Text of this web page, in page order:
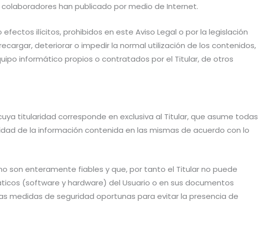
han publicado por medio de Internet.
ilícitos, prohibidos en este Aviso Legal o por la legislación
deteriorar o impedir la normal utilización de los contenidos,
informático propios o contratados por el Titular, de otros
titularidad corresponde en exclusiva al Titular, que asume todas
de la información contenida en las mismas de acuerdo con lo
son enteramente fiables y que, por tanto el Titular no puede
(software y hardware) del Usuario o en sus documentos
medidas de seguridad oportunas para evitar la presencia de